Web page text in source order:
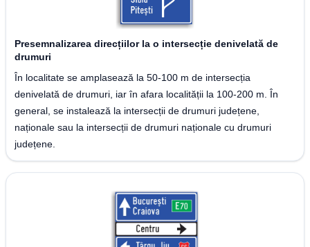
Presemnalizarea direcțiilor la o intersecție denivelată de
drumuri
În localitate se amplasează la 50-100 m de intersecția
denivelată de drumuri, iar în afara localității la 100-200 m. În
general, se instalează la intersecții de drumuri județene,
naționale sau la intersecții de drumuri naționale cu drumuri
județene.